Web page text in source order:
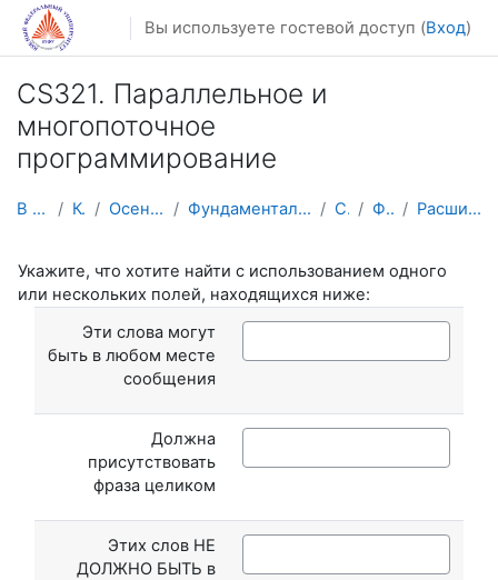
Перейти к основному содержанию
Вы используете гостевой доступ (Вход)
CS321. Параллельное и
многопоточное
программирование
В начало Курсы Осенний семестр Фундаментальная информатика и ИТ CS321 Форумы Расширенный поиск
Укажите, что хотите найти с использованием одного
или нескольких полей, находящихся ниже:
Эти слова могут
быть в любом месте
сообщения
Должна
присутствовать
фраза целиком
Этих слов НЕ
ДОЛЖНО БЫТЬ в